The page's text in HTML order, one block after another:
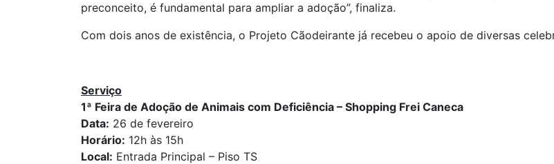
preconceito, é fundamental para ampliar a adoção”, finaliza.
Com dois anos de existência, o Projeto Cãodeirante já recebeu o apoio de diversas
Serviço
1ª Feira de Adoção de Animais com Deficiência – Shopping Frei Caneca
Data: 26 de fevereiro
Horário: 12h às 15h
Local: Entrada Principal – Piso TS